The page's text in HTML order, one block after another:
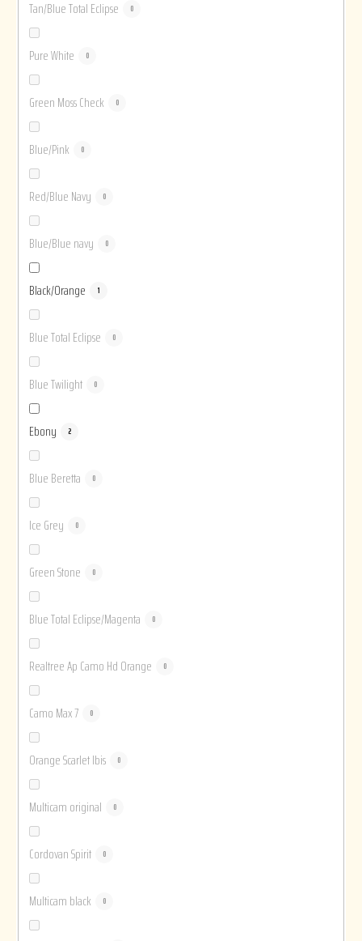
Tan/Blue Total Eclipse 0
Pure White 0
Green Moss Check 0
Blue/Pink 0
Red/Blue Navy 0
Blue/Blue navy 0
Black/Orange 1
Blue Total Eclipse 0
Blue Twilight 0
Ebony 2
Blue Beretta 0
Ice Grey 0
Green Stone 0
Blue Total Eclipse/Magenta 0
Realtree Ap Camo Hd Orange 0
Camo Max 7 0
Orange Scarlet Ibis 0
Multicam original 0
Cordovan Spirit 0
Multicam black 0